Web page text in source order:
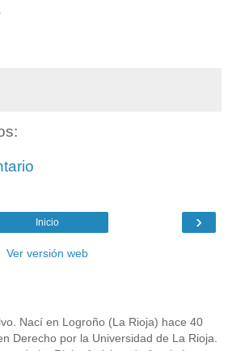
›
Inicio
Ver versión web
Nací en Logroño (La Rioja) hace 40
Derecho por la Universidad de La Rioja.